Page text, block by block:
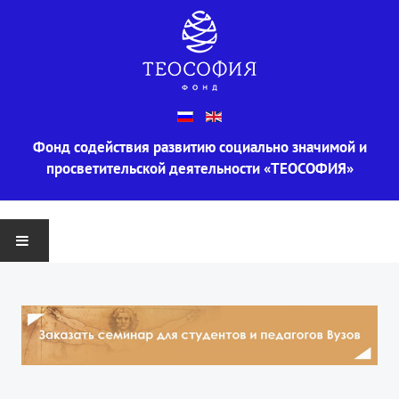
Фонд содействия развитию социально значимой и
просветительской деятельности «ТЕОСОФИЯ»
О ФОНДЕ
Информация